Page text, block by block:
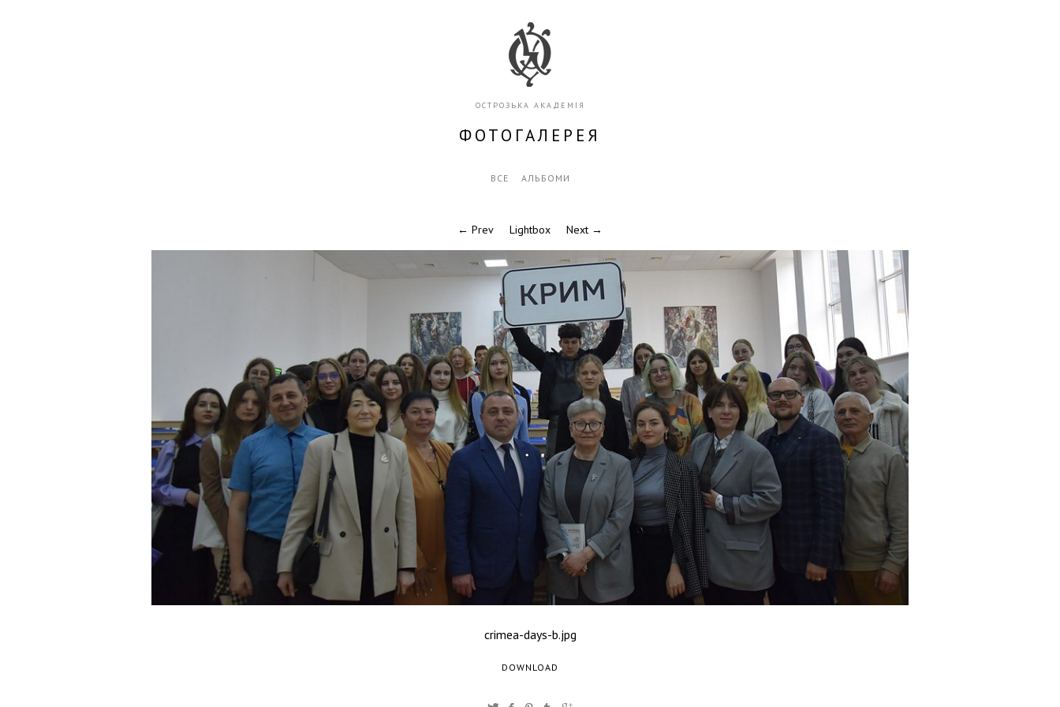
ОСТРОЗЬКА АКАДЕМІЯ
ФОТОГАЛЕРЕЯ
ВСЕ АЛЬБОМИ
← Prev Lightbox Next →
crimea-days-b.jpg
DOWNLOAD